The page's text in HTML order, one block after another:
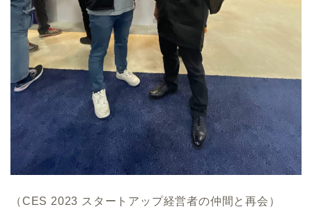
（CES 2023 スタートアップ経営者の仲間と再会）